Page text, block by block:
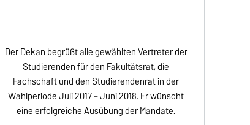
Der Dekan begrüßt alle gewählten Vertreter der
Studierenden für den Fakultätsrat, die
Fachschaft und den Studierendenrat in der
Wahlperiode Juli 2017 – Juni 2018. Er wünscht
eine erfolgreiche Ausübung der Mandate.